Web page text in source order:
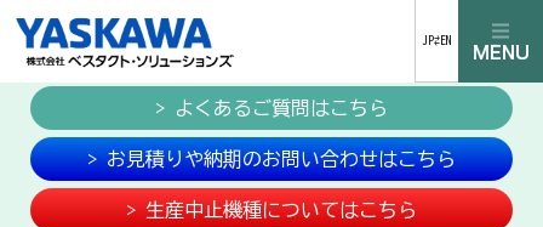
JP⇄EN
> よくあるご質問はこちら
> お見積りや納期のお問い合わせはこちら
> 生産中止機種についてはこちら